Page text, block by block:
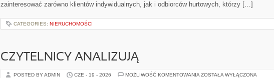
zainteresować zarówno klientów indywidualnych, jak i odbiorców hurtowych, którzy […]
CATEGORIES: NIERUCHOMOŚCI
CZYTELNICY ANALIZUJĄ
POSTED BY ADMIN CZE - 19 - 2026 MOŻLIWOŚĆ KOMENTOWANIA CZYTELNICY
ZOSTAŁA WYŁĄCZONA